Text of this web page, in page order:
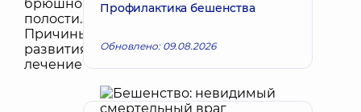
Профилактика бешенства
Обновлено: 09.08.2026